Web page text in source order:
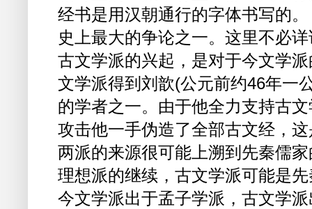
经书是用汉朝通行的字体书写的
史上最大的争论之一。这里不必
古文学派的兴起，是对于今文学
文学派得到刘歆(公元前约46年一
的学者之一。由于他全力支持古
攻击他一手伪造了全部古文经，
两派的来源很可能上溯到先秦儒
理想派的继续，古文学派可能是
今文学派出于孟子学派，古文学